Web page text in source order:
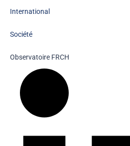
International
Société
Observatoire FRCH